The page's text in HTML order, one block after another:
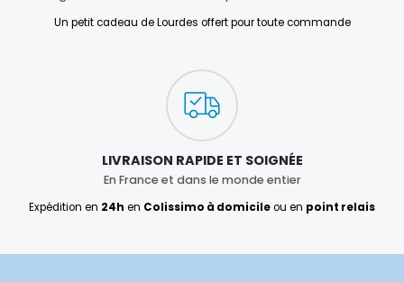
Un petit cadeau de Lourdes offert pour toute commande
LIVRAISON RAPIDE ET SOIGNÉE
En France et dans le monde entier
Expédition en 24h en Colissimo à domicileou en point relais